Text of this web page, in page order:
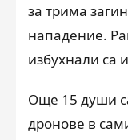
за трима
нападение.
избухнали са
Още 15 души
дронове в